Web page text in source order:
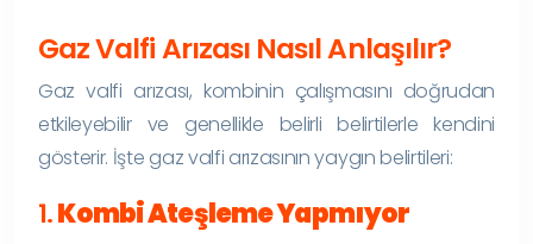
Gaz Valfi Arızası Nasıl Anlaşılır?
Gaz valfi arızası, kombinin çalışmasını doğrudan
etkileyebilir ve genellikle belirli belirtilerle kendini
gösterir. İşte gaz valfi arızasının yaygın belirtileri:
1.Kombi Ateşleme Yapmıyor